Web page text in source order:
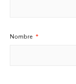
Nombre *